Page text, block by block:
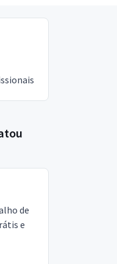
de
e